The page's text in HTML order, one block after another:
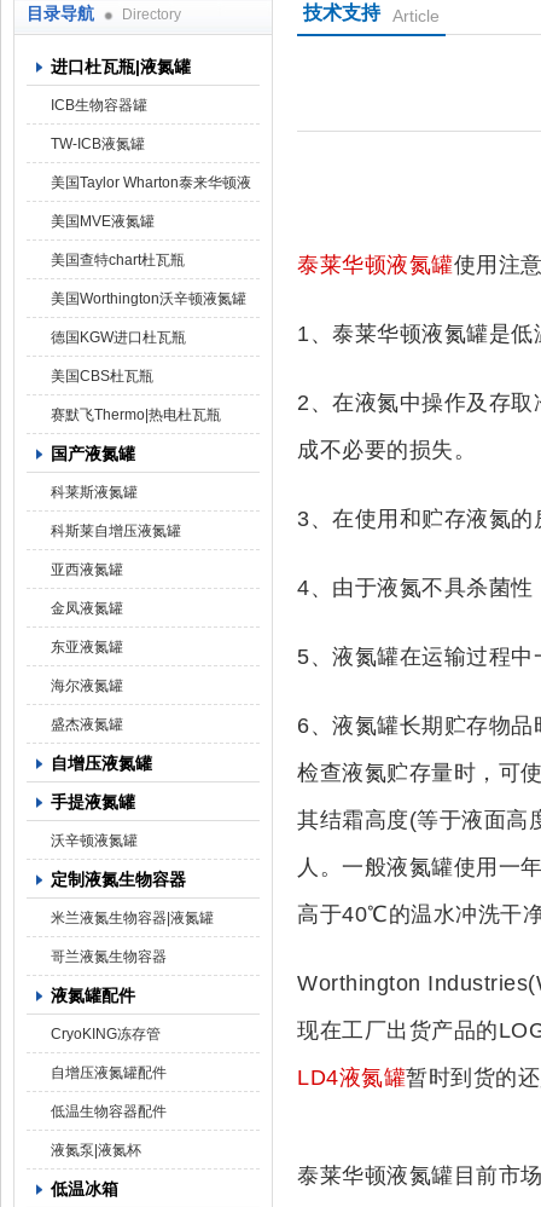
上海京工实业有限公司
目录导航 Directory
进口杜瓦瓶|液氮罐
ICB生物容器罐
TW-ICB液氮罐
美国Taylor Wharton泰来华顿液
氮罐
美国MVE液氮罐
美国查特chart杜瓦瓶
美国Worthington沃辛顿液氮罐
德国KGW进口杜瓦瓶
美国CBS杜瓦瓶
赛默飞Thermo|热电杜瓦瓶
国产液氮罐
科莱斯液氮罐
科斯莱自增压液氮罐
亚西液氮罐
金凤液氮罐
东亚液氮罐
海尔液氮罐
盛杰液氮罐
自增压液氮罐
手提液氮罐
沃辛顿液氮罐
定制液氮生物容器
米兰液氮生物容器|液氮罐
哥兰液氮生物容器
液氮罐配件
CryoKING冻存管
自增压液氮罐配件
低温生物容器配件
液氮泵|液氮杯
低温冰箱
技术支持 Article
泰莱华顿液氮罐使用注
1、泰莱华顿液氮罐是
2、在液氮中操作及存
成不必要的损失。
3、在使用和贮存液氮
4、由于液氮不具杀菌
5、液氮罐在运输过程
6、液氮罐长期贮存物
检查液氮贮存量时，可
其结霜高度(等于液面高
人。一般液氮罐使用一
高于40℃的温水冲洗干
Worthington
现在工厂出货产品的
LD4液氮罐暂时到货的
泰莱华顿液氮罐目前市